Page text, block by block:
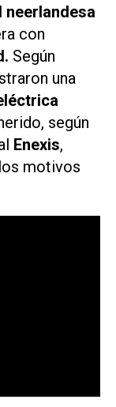
neerlandesa
con
Según
una
según
Enexis,
motivos